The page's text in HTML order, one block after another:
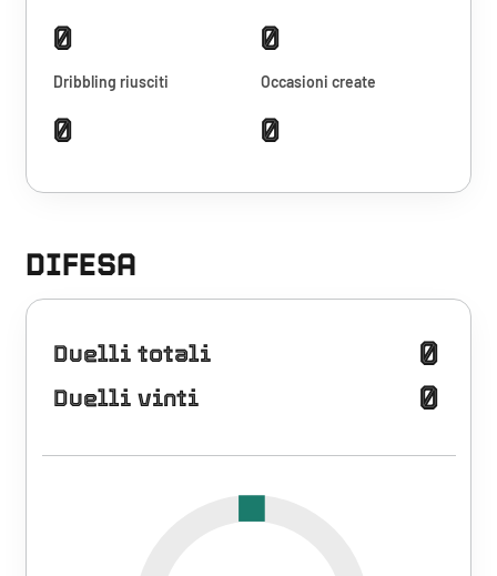
0 0
Dribbling riusciti
0
Occasioni create
0
DIFESA
Duelli totali 0
Duelli vinti 0